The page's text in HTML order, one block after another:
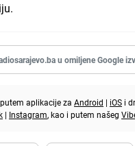
u omiljene Google
aplikacije za Android | iOS i
| Instagram, kao i putem našeg